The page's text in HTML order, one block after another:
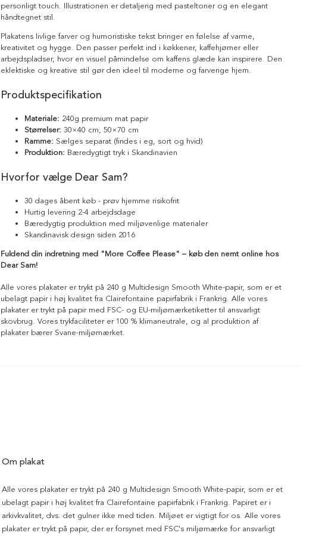
personligt touch. Illustrationen er detaljerig med pasteltoner og en elegant
håndtegnet stil.
Plakatens livlige farver og humoristiske tekst bringer en følelse af varme,
kreativitet og hygge. Den passer perfekt ind i køkkener, kaffehjørner eller
arbejdspladser, hvor en visuel påmindelse om kaffens glæde kan inspirere. Den
eklektiske og kreative stil gør den ideel til moderne og farverige hjem.
Produktspecifikation
Materiale: 240g premium mat papir
Størrelser: 30×40 cm, 50×70 cm
Ramme: Sælges separat (findes i eg, sort og hvid)
Produktion: Bæredygtigt tryk i Skandinavien
Hvorfor vælge Dear Sam?
30 dages åbent køb - prøv hjemme risikofrit
Hurtig levering 2-4 arbejdsdage
Bæredygtig produktion med miljøvenlige materialer
Skandinavisk design siden 2016
Fuldend din indretning med "More Coffee Please" – køb den nemt online hos
Dear Sam!
Alle vores plakater er trykt på 240 g Multidesign Smooth White-papir, som er et
ubelagt papir i høj kvalitet fra Clairefontaine papirfabrik i Frankrig. Alle vores
plakater er trykt på papir med FSC- og EU-miljømærketiketter til ansvarligt
skovbrug. Vores trykfaciliteter er 100 % klimaneutrale, og al produktion af
plakater bærer Svane-miljømærket.
Om plakat
Alle vores plakater er trykt på 240 g Multidesign Smooth White-papir, som er et
ubelagt papir i høj kvalitet fra Clairefontaine papirfabrik i Frankrig. Papiret er i
arkivkvalitet, dvs. det gulner ikke med tiden. Miljøet er vigtigt for os. Alle vores
plakater er trykt på papir, der er forsynet med FSC's miljømærke for ansvarligt